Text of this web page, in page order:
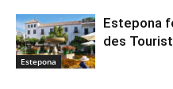
Estepona
Estepona
des